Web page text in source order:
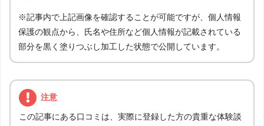
※記事内で上記画像を確認することが可能ですが、個人情報
保護の観点から、氏名や住所など個人情報が記載されている
部分を黒く塗りつぶし加工した状態で公開しています。
注意
この記事にある口コミは、実際に登録した方の貴重な体験談